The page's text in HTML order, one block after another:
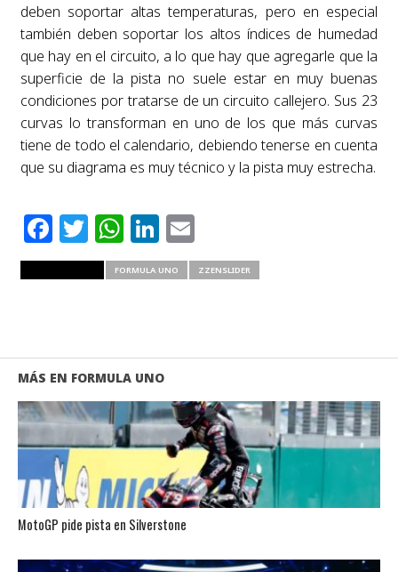
deben soportar altas temperaturas, pero en especial
también deben soportar los altos índices de humedad
que hay en el circuito, a lo que hay que agregarle que la
superficie de la pista no suele estar en muy buenas
condiciones por tratarse de un circuito callejero. Sus 23
curvas lo transforman en uno de los que más curvas
tiene de todo el calendario, debiendo tenerse en cuenta
que su diagrama es muy técnico y la pista muy estrecha.
Facebook
Twitter
WhatsApp
LinkedIn
Email
FORMULA UNO ZZENSLIDER
MÁS EN FORMULA UNO
MotoGP pide pista en Silverstone